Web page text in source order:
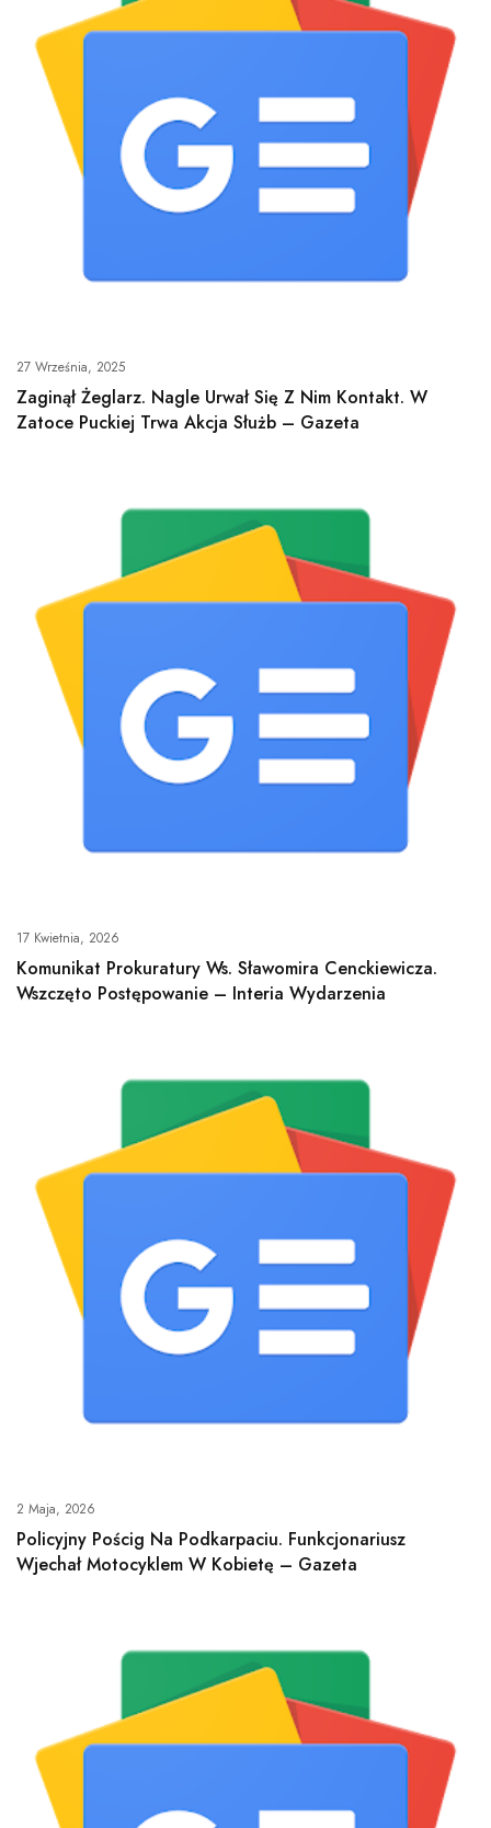
27 Września, 2025
Zaginął Żeglarz. Nagle Urwał Się Z Nim Kontakt. W
Zatoce Puckiej Trwa Akcja Służb – Gazeta
17 Kwietnia, 2026
Komunikat Prokuratury Ws. Sławomira Cenckiewicza.
Wszczęto Postępowanie – Interia Wydarzenia
2 Maja, 2026
Policyjny Pościg Na Podkarpaciu. Funkcjonariusz
Wjechał Motocyklem W Kobietę – Gazeta